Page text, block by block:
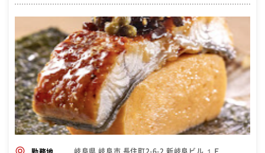
岐阜県 岐阜市 長住町2-6-2 新岐阜ビル １Ｆ